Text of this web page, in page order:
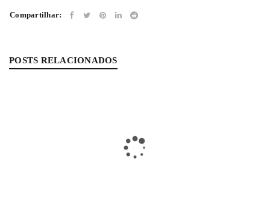
Compartilhar:
POSTS RELACIONADOS